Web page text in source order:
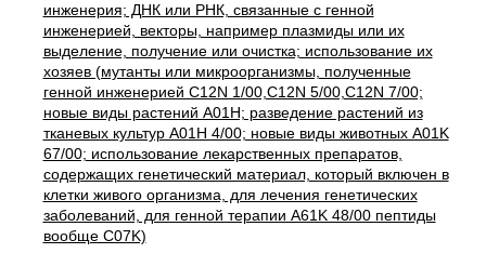
инженерия; ДНК или РНК, связанные с генной
инженерией, векторы, например плазмиды или их
выделение, получение или очистка; использование их
хозяев (мутанты или микроорганизмы, полученные
генной инженерией C12N 1/00,C12N 5/00,C12N 7/00;
новые виды растений A01H; разведение растений из
тканевых культур A01H 4/00; новые виды животных A01K
67/00; использование лекарственных препаратов,
содержащих генетический материал, который включен в
клетки живого организма, для лечения генетических
заболеваний, для генной терапии A61K 48/00 пептиды
вообще C07K)